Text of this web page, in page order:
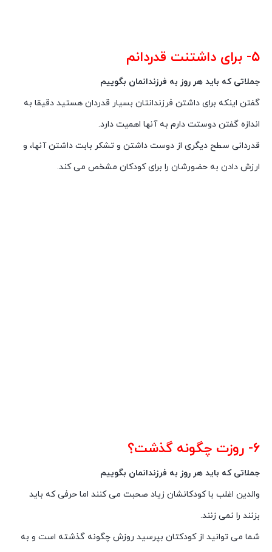
۵- برای داشتنت قدردانم
جملاتی که باید هر روز به فرزندانمان بگوییم
گفتن اینکه برای داشتن فرزندانتان بسیار قدردان هستید دقیقا به
اندازه گفتن دوستت دارم به آنها اهمیت دارد.
قدردانی سطح دیگری از دوست داشتن و تشکر بابت داشتن آنها، و
ارزش دادن به حضورشان را برای کودکان مشخص می کند.
۶- روزت چگونه گذشت؟
جملاتی که باید هر روز به فرزندانمان بگوییم
والدین اغلب با کودکانشان زیاد صحبت می کنند اما حرفی که باید
بزنند را نمی زنند.
شما می توانید از کودکتان بپرسید روزش چگونه گذشته است و به